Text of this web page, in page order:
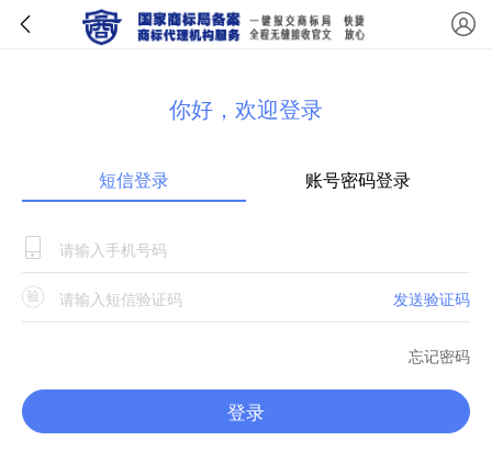
你好，欢迎登录
短信登录 账号密码登录
发送验证码
忘记密码
登录